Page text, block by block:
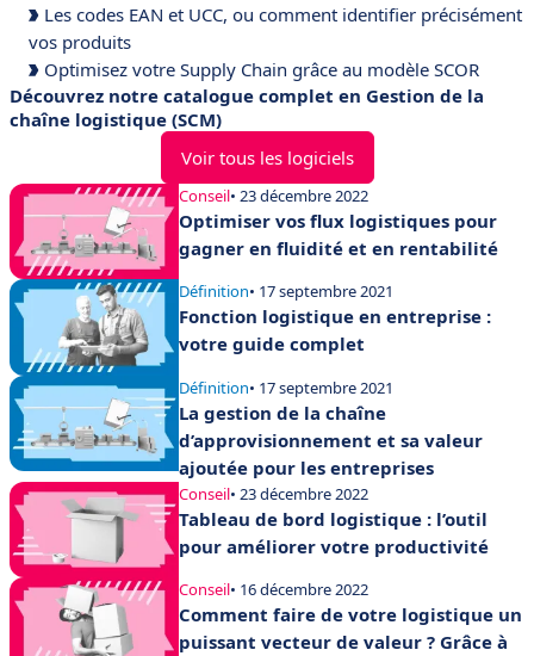
Les codes EAN et UCC, ou comment identifier précisément
vos produits
Optimisez votre Supply Chain grâce au modèle SCOR
Découvrez notre catalogue complet en Gestion de la
chaîne logistique (SCM)
Voir tous les logiciels
Conseil• 23 décembre 2022
Optimiser vos flux logistiques pour
gagner en fluidité et en rentabilité
Définition• 17 septembre 2021
Fonction logistique en entreprise :
votre guide complet
Définition• 17 septembre 2021
La gestion de la chaîne
d’approvisionnement et sa valeur
ajoutée pour les entreprises
Conseil• 23 décembre 2022
Tableau de bord logistique : l’outil
pour améliorer votre productivité
Conseil• 16 décembre 2022
Comment faire de votre logistique un
puissant vecteur de valeur ? Grâce à